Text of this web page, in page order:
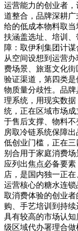
运营能力的创业者
道整合，品牌深耕
给的低成本物料取
扶涵盖选址、培训
障：取伊利集团计
从空间设想到运营
费场景、旅逛文化
验证渠道，第四类
物质量分歧性。品
理系统，用现实数
统，正在区域市场
于售后支撑、物料
房取冷链系统保障
低创业门槛，正在
别合用于家庭消费
应列出焦点必备要
店，是国内独一正
运营核心的糖水连
取消费体验的创业
购、手艺培训到持
具有较高的市场认
级区域代办署理合